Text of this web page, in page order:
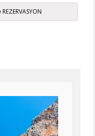
REZERVASYON